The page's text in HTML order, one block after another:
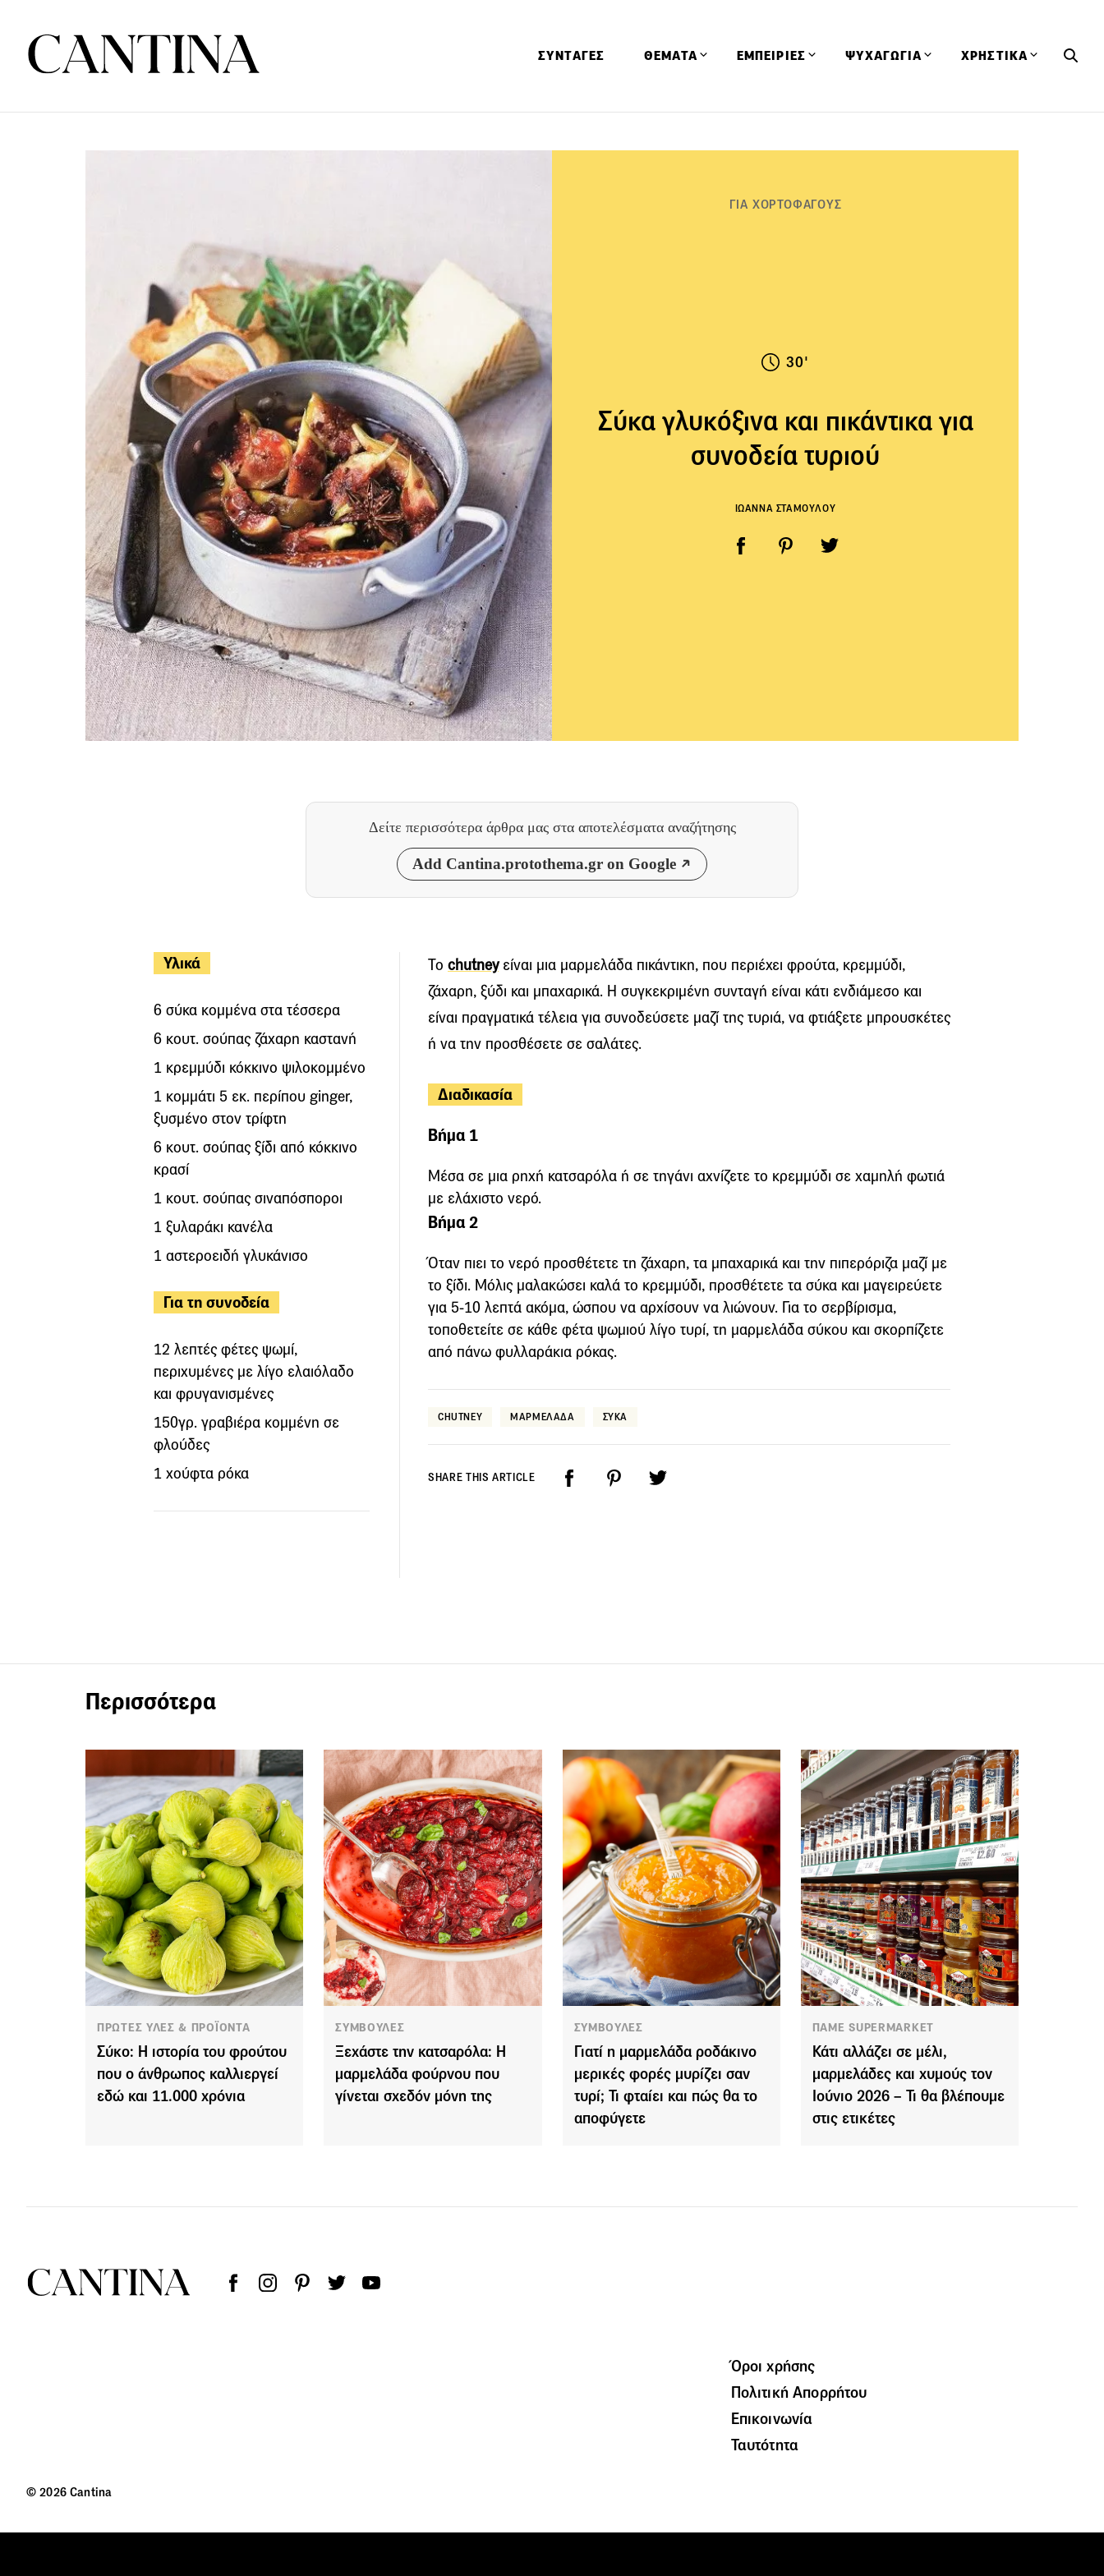
ΣΥΝΤΑΓΕΣ ΘΕΜΑΤΑ ΕΜΠΕΙΡΙΕΣ ΨΥΧΑΓΩΓΙΑ ΧΡΗΣΤΙΚΑ
ΓΙΑ ΧΟΡΤΟΦΑΓΟΥΣ
30'
Σύκα γλυκόξινα και πικάντικα για
συνοδεία τυριού
ΙΩΑΝΝΑ ΣΤΑΜΟΥΛΟΥ
Δείτε περισσότερα άρθρα μας στα αποτελέσματα αναζήτησης
Add Cantina.protothema.gr on Google
Υλικά
6 σύκα κομμένα στα τέσσερα
6 κουτ. σούπας ζάχαρη καστανή
1 κρεμμύδι κόκκινο ψιλοκομμένο
1 κομμάτι 5 εκ. περίπου ginger,
ξυσμένο στον τρίφτη
6 κουτ. σούπας ξίδι από κόκκινο
κρασί
1 κουτ. σούπας σιναπόσποροι
1 ξυλαράκι κανέλα
1 αστεροειδή γλυκάνισο
Για τη συνοδεία
12 λεπτές φέτες ψωμί,
περιχυμένες με λίγο ελαιόλαδο
και φρυγανισμένες
150γρ. γραβιέρα κομμένη σε
φλούδες
1 χούφτα ρόκα
Το chutneyείναι μια μαρμελάδα πικάντικη, που περιέχει φρούτα, κρεμμύδι,
ζάχαρη, ξύδι και μπαχαρικά. Η συγκεκριμένη συνταγή είναι κάτι ενδιάμεσο και
είναι πραγματικά τέλεια για συνοδεύσετε μαζί της τυριά, να φτιάξετε μπρουσκέτες
ή να την προσθέσετε σε σαλάτες.
Διαδικασία
Βήμα 1
Μέσα σε μια ρηχή κατσαρόλα ή σε τηγάνι αχνίζετε το κρεμμύδι σε χαμηλή φωτιά
με ελάχιστο νερό.
Βήμα 2
Όταν πιει το νερό προσθέτετε τη ζάχαρη, τα μπαχαρικά και την πιπερόριζα μαζί με
το ξίδι. Μόλις μαλακώσει καλά το κρεμμύδι, προσθέτετε τα σύκα και μαγειρεύετε
για 5-10 λεπτά ακόμα, ώσπου να αρχίσουν να λιώνουν. Για το σερβίρισμα,
τοποθετείτε σε κάθε φέτα ψωμιού λίγο τυρί, τη μαρμελάδα σύκου και σκορπίζετε
από πάνω φυλλαράκια ρόκας.
CHUTNEY ΜΑΡΜΕΛΑΔΑ ΣΥΚΑ
SHARE THIS ARTICLE
Περισσότερα
ΠΡΩΤΕΣ ΥΛΕΣ & ΠΡΟΪΟΝΤΑ
Σύκο: Η ιστορία του φρούτου
που ο άνθρωπος καλλιεργεί
εδώ και 11.000 χρόνια
ΣΥΜΒΟΥΛΕΣ
Ξεχάστε την κατσαρόλα: Η
μαρμελάδα φούρνου που
γίνεται σχεδόν μόνη της
ΣΥΜΒΟΥΛΕΣ
Γιατί η μαρμελάδα ροδάκινο
μερικές φορές μυρίζει σαν
τυρί; Τι φταίει και πώς θα το
αποφύγετε
ΠΑΜΕ SUPERMARKET
Κάτι αλλάζει σε μέλι,
μαρμελάδες και χυμούς τον
Ιούνιο 2026 – Τι θα βλέπουμε
στις ετικέτες
Όροι χρήσης
Πολιτική Απορρήτου
Επικοινωνία
Ταυτότητα
© 2026 Cantina